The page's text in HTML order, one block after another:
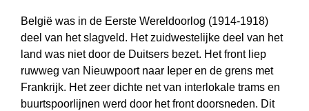
België was in de Eerste Wereldoorlog (1914-1918)
deel van het slagveld. Het zuidwestelijke deel van het
land was niet door de Duitsers bezet. Het front liep
ruwweg van Nieuwpoort naar Ieper en de grens met
Frankrijk. Het zeer dichte net van interlokale trams en
buurtspoorlijnen werd door het front doorsneden. Dit